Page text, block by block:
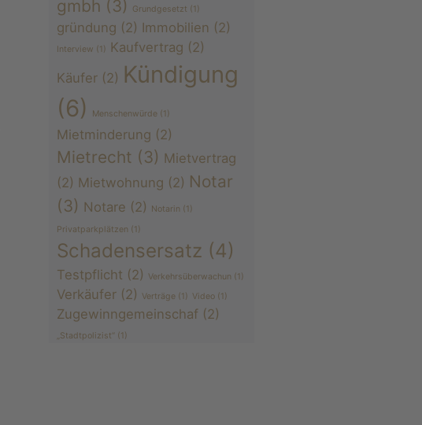
gmbh (3) Grundgesetzt (1)
gründung (2) Immobilien (2)
Interview (1) Kaufvertrag (2)
Käufer (2) Kündigung
(6)
Menschenwürde (1)
Mietminderung (2)
Mietrecht (3) Mietvertrag
(2) Mietwohnung (2) Notar
(3) Notare (2) Notarin (1)
Privatparkplätzen (1)
Schadensersatz (4)
Testpflicht (2) Verkehrsüberwachun (1)
Verkäufer (2) Verträge (1) Video (1)
Zugewinngemeinschaf (2)
„Stadtpolizist“ (1)